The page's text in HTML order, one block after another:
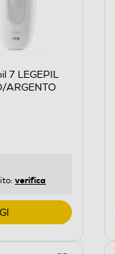
7 LEGEPIL
ARGENTO
verifica